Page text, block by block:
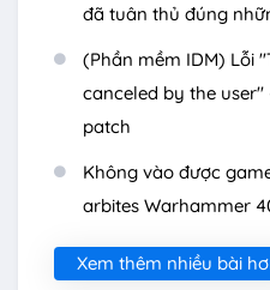
đã tuân thủ đúng
(Phần mềm IDM) Lỗi
canceled by the
patch
Không vào được
arbites Warhammer
Xem thêm nhiều bài